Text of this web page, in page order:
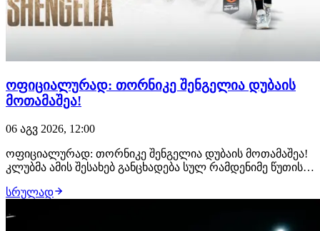
ოფიციალურად: თორნიკე შენგელია დუბაის
მოთამაშეა!
06 აგვ 2026, 12:00
ოფიციალურად: თორნიკე შენგელია დუბაის მოთამაშეა!
კლუბმა ამის შესახებ განცხადება სულ რამდენიმე წუთის
გაფორმდა. იმის მიუხედავად, რომ ბარსელონას
კალათბურთელმა კარიერის გაგრძელება მაინც დუბაიში
სრულად